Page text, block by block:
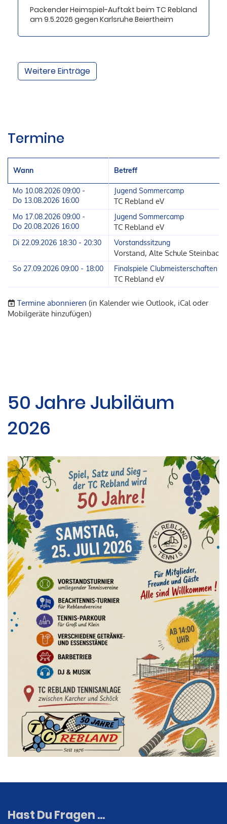
Packender Heimspiel-Auftakt beim TC Rebland
am 9.5.2026 gegen Karlsruhe Beiertheim
Weitere Einträge
Termine
Wann Betreff
Mo 10.08.2026 09:00 -
Do 13.08.2026 16:00
Jugend Sommercamp
TC Rebland eV
Mo 17.08.2026 09:00 -
Do 20.08.2026 16:00
Jugend Sommercamp
TC Rebland eV
Di 22.09.2026 18:30 - 20:30 Vorstandssitzung
Vorstand, Alte Schule Steinbach
So 27.09.2026 09:00 - 18:00 Finalspiele Clubmeisterschaften
TC Rebland eV
Termine abonnieren (in Kalender wie Outlook, iCal oder
Mobilgeräte hinzufügen)
50 Jahre Jubiläum
2026
Hast Du Fragen ...